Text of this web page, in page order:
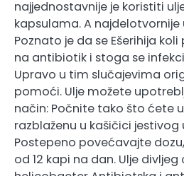
najjednostavnije je koristiti
kapsulama. A najdelotvornije
Poznato je da se Ešerihija
na antibiotik i stoga se
Upravo u tim slučajevima
pomoći. Ulje možete
način: Počnite tako što ćete
razblaženu u kašičici
Postepeno povećavajte
od 12 kapi na dan. Ulje